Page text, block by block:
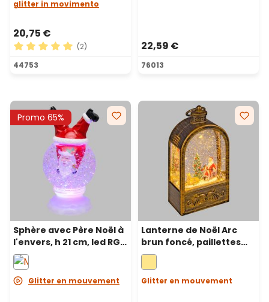
glitter in movimento
20,75 €
Note moyenne de 5 sur 5 étoiles
(2)
44753
22,59 €
76013
Promo 65%
Sphère avec Père Noël à
l'envers, h 21 cm, led RGB
aux couleurs
changeantes
Glitter en mouvement
Lanterne de Noël Arc
brun foncé, paillettes
scintillantes, h 24 cm,
musiques de Noël, LED
blanc chaud
Glitter en mouvement